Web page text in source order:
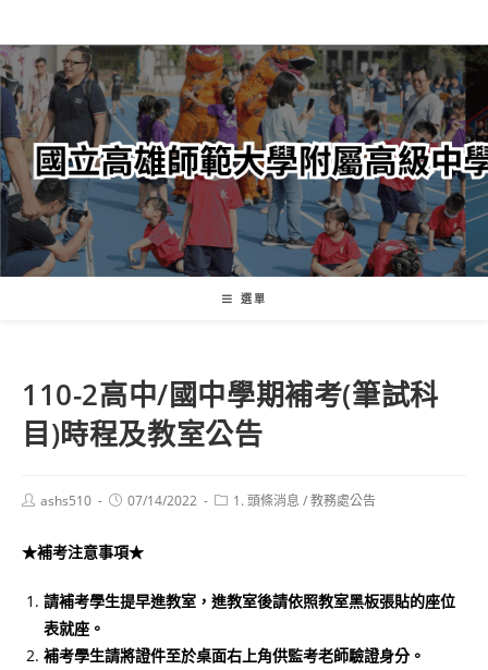
轉
至
主
內
容
選單
110-2高中/國中學期補考(筆試科
目)時程及教室公告
Postashs510
Post07/14/2022
Post1. 頭條消息 /教務處公告
★補考注意事項★
請補考學生提早進教室，進教室後請依照教室黑板張貼的座位
表就座。
補考學生請將證件至於桌面右上角供監考老師驗證身分。